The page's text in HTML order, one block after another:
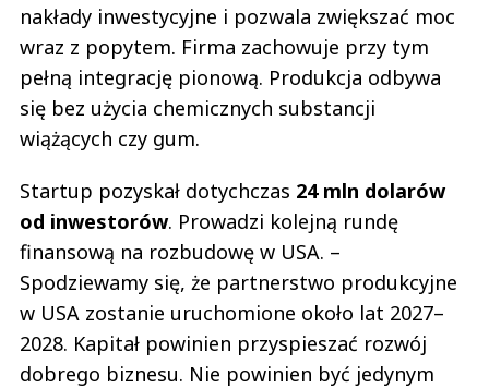
nakłady inwestycyjne i pozwala zwiększać moc
wraz z popytem. Firma zachowuje przy tym
pełną integrację pionową. Produkcja odbywa
się bez użycia chemicznych substancji
wiążących czy gum.
Startup pozyskał dotychczas 24 mln dolarów
od inwestorów. Prowadzi kolejną rundę
finansową na rozbudowę w USA. –
Spodziewamy się, że partnerstwo produkcyjne
w USA zostanie uruchomione około lat 2027–
2028. Kapitał powinien przyspieszać rozwój
dobrego biznesu. Nie powinien być jedynym